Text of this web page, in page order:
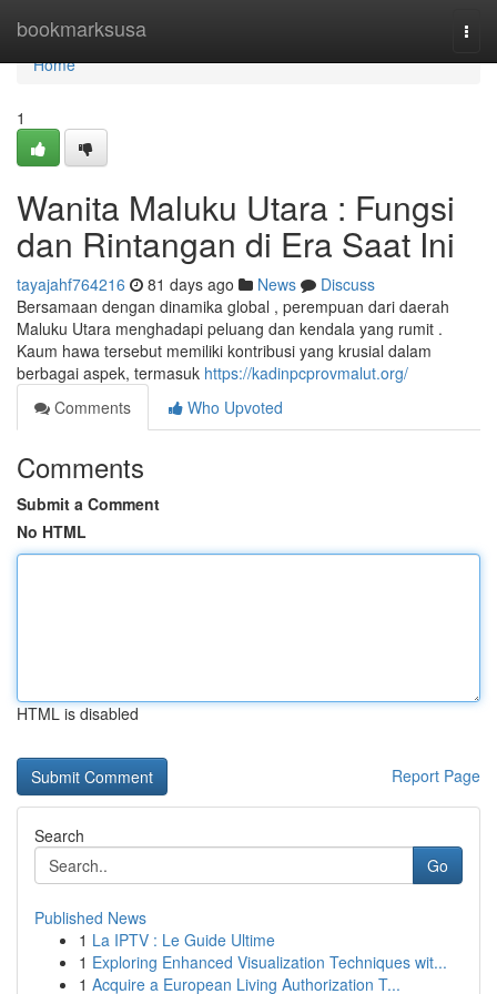
bookmarksusa
Home
Home
1
Wanita Maluku Utara : Fungsi
dan Rintangan di Era Saat Ini
tayajahf764216 81 days ago News
Discuss
Bersamaan dengan dinamika global , perempuan dari daerah
Maluku Utara menghadapi peluang dan kendala yang rumit .
Kaum hawa tersebut memiliki kontribusi yang krusial dalam
berbagai aspek, termasuk https://kadinpcprovmalut.org/
Comments
Who Upvoted
Comments
Submit a Comment
No HTML
HTML is disabled
Report Page
Search
Go
Published News
1 La IPTV : Le Guide Ultime
1 Exploring Enhanced Visualization Techniques wit...
1 Acquire a European Living Authorization T...